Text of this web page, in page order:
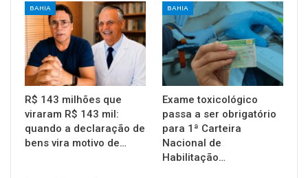
BAHIA
R$ 143 milhões que
viraram R$ 143 mil:
quando a declaração de
bens vira motivo de…
BAHIA
Exame toxicológico
passa a ser obrigatório
para 1ª Carteira
Nacional de
Habilitação…